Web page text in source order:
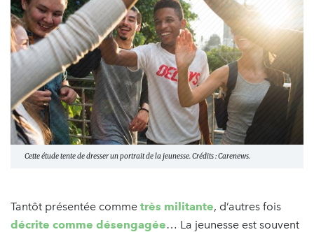
Cette étude tente de dresser un portrait de la jeunesse. Crédits : Carenews.
Tantôt présentée comme très militante, d’autres fois
décrite comme désengagée… La jeunesse est souvent